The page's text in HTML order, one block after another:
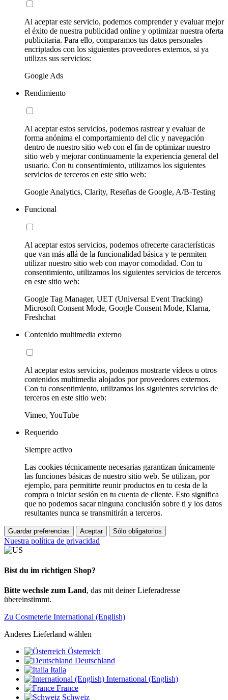
Al aceptar este servicio, podemos comprender y evaluar mejor
el éxito de nuestra publicidad online y optimizar nuestra oferta
publicitaria. Para ello, comparamos tus datos personales
encriptados con los siguientes proveedores externos, si ya
utilizas sus servicios:
Google Ads
Rendimiento
Al aceptar estos servicios, podemos rastrear y evaluar de
forma anónima el comportamiento del clic y navegación
dentro de nuestro sitio web con el fin de optimizar nuestro
sitio web y mejorar continuamente la experiencia general del
usuario. Con tu consentimiento, utilizamos los siguientes
servicios de terceros en este sitio web:
Google Analytics, Clarity, Reseñas de Google, A/B-Testing
Funcional
Al aceptar estos servicios, podemos ofrecerte características
que van más allá de la funcionalidad básica y te permiten
utilizar nuestro sitio web con mayor comodidad. Con tu
consentimiento, utilizamos los siguientes servicios de terceros
en este sitio web:
Google Tag Manager, UET (Universal Event Tracking)
Microsoft Consent Mode, Google Consent Mode, Klarna,
Freshchat
Contenido multimedia externo
Al aceptar estos servicios, podemos mostrarte vídeos u otros
contenidos multimedia alojados por proveedores externos.
Con tu consentimiento, utilizamos los siguientes servicios de
terceros en este sitio web:
Vimeo, YouTube
Requerido
Siempre activo
Las cookies técnicamente necesarias garantizan únicamente
las funciones básicas de nuestro sitio web. Se utilizan, por
ejemplo, para permitirte reunir productos en tu cesta de la
compra o iniciar sesión en tu cuenta de cliente. Esto significa
que no podemos sacar ninguna conclusión sobre ti y los datos
resultantes nunca se transmitirán a terceros.
Guardar preferencias Aceptar Sólo obligatorios
Nuestra política de privacidad
Bist du im richtigen Shop?
Bitte wechsle zum Land, das mit deiner Lieferadresse
übereinstimmt.
Zu Cosmeterie International (English)
Anderes Lieferland wählen
Österreich
Deutschland
Italia
International (English)
France
Schweiz